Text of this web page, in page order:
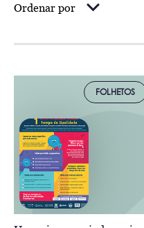
Ordenar por
FOLHETOS